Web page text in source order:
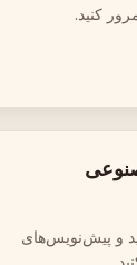
کنید.
و پیش‌نویس‌های